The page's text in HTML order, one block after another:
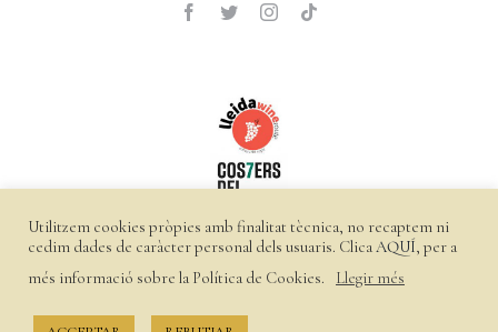
cookies|Enviaments i devolucions
Utilitzem cookies pròpies amb finalitat tècnica, no recaptem ni
cedim dades de caràcter personal dels usuaris. ClicaAQUÍ, per a
més informació sobre la Política de Cookies.
Llegir més